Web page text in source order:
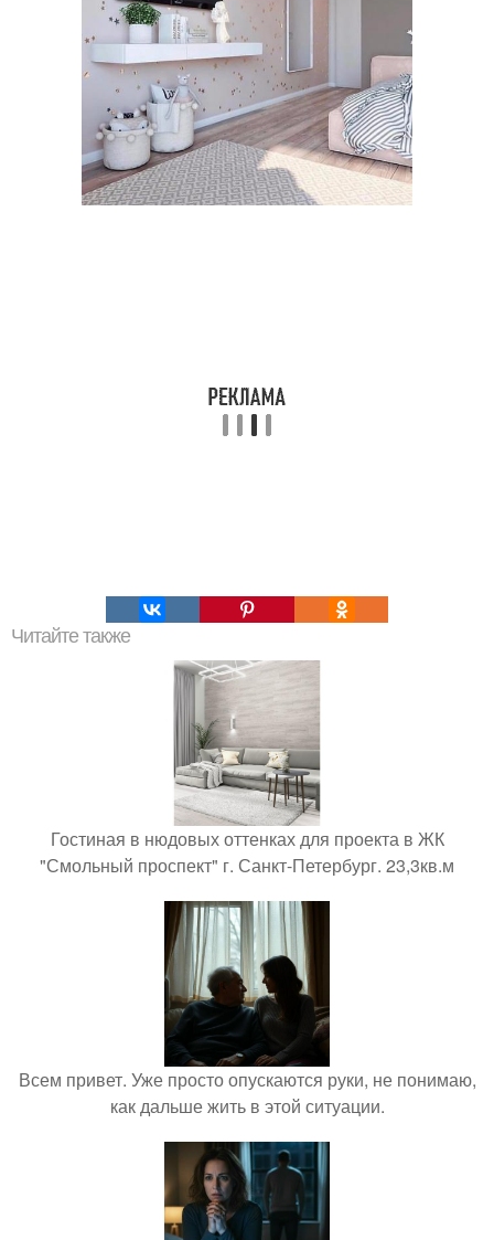
Читайте также
Гостиная в нюдовых оттенках для проекта в ЖК
"Смольный проспект" г. Санкт-Петербург. 23,3кв.м
Всем привет. Уже просто опускаются руки, не понимаю,
как дальше жить в этой ситуации.